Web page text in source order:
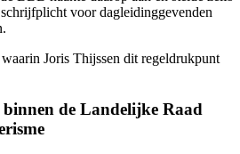
voor dagleidinggevenden
Joris Thijssen dit regeldrukpunt
de Landelijke Raad